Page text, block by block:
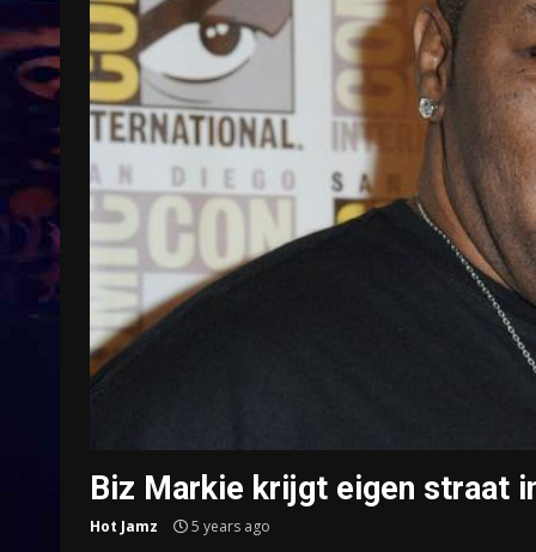
Biz Markie krijgt eigen straat
Hot Jamz 5 years ago